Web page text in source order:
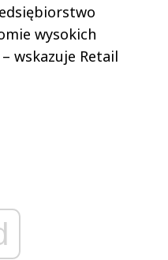
wysokich
wskazuje Retail